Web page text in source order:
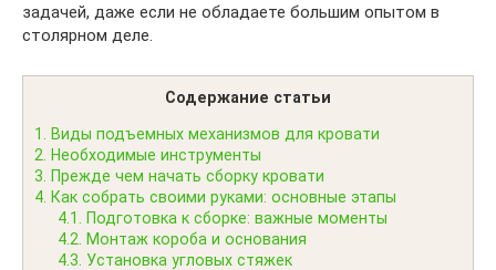
задачей, даже если не обладаете большим опытом в
столярном деле.
Содержание статьи
1.
Виды подъемных механизмов для кровати
2.
Необходимые инструменты
3.
Прежде чем начать сборку кровати
4. Как собрать своими руками: основные этапы
4.1.
Подготовка к сборке: важные моменты
4.2.
Монтаж короба и основания
4.3. Установка угловых стяжек